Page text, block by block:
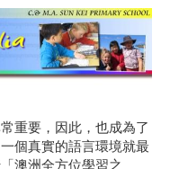
重要，因此，也成為了
個真實的語言環境就最
澳洲全方位學習之